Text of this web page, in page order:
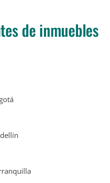
de inmuebles